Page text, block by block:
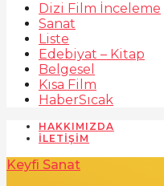
Dizi Film İnceleme
Sanat
Liste
Edebiyat – Kitap
Belgesel
Kısa Film
HaberSıcak
HAKKIMIZDA
İLETIŞIM
Keyfi Sanat